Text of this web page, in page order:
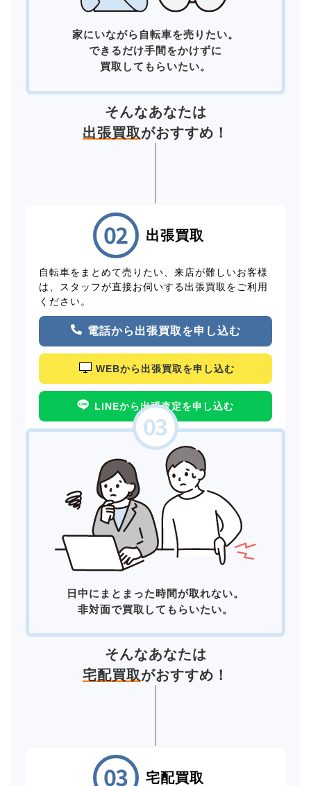
家にいながら自転車を売りたい。
できるだけ手間をかけずに
買取してもらいたい。
そんなあなたは
出張買取がおすすめ！
出張買取
自転車をまとめて売りたい、来店が難しいお客様
は、スタッフが直接お伺いする出張買取をご利用
ください。
電話から出張買取を申し込む
WEBから出張買取を申し込む
LINEから出張査定を申し込む
日中にまとまった時間が取れない。
非対面で買取してもらいたい。
そんなあなたは
宅配買取がおすすめ！
宅配買取